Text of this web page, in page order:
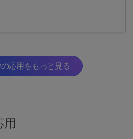
応用をもっと見る
用